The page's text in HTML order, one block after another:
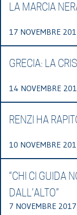
LA MARCIA
17 NOVEMBRE
GRECIA: LA
14 NOVEMBRE
RENZI HA
10 NOVEMBRE
“CHI CI GUIDA
DALL’ALTO”
7 NOVEMBRE 2017